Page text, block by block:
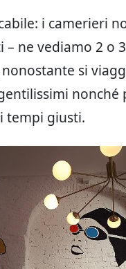
i camerieri
ne vediamo 2 o
si
nonché
tempi giusti.